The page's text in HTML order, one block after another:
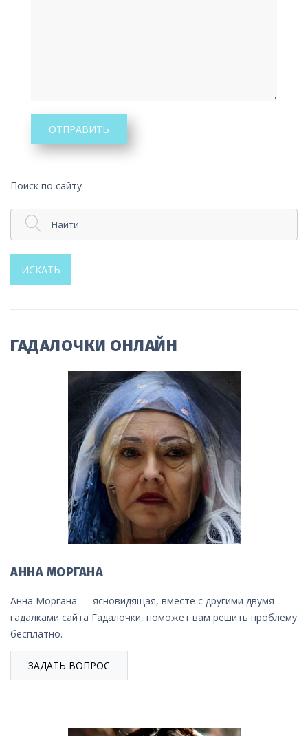
ОТПРАВИТЬ
Поиск по сайту
Найти
ИСКАТЬ
ГАДАЛОЧКИ ОНЛАЙН
АННА МОРГАНА
Анна Моргана — ясновидящая, вместе с другими двумя
гадалками сайта Гадалочки, поможет вам решить проблему
бесплатно.
ЗАДАТЬ ВОПРОС